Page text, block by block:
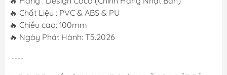
🔥 Chất Liệu : PVC & ABS & PU
🔥 Chiều cao: 100mm
🔥 Ngày Phát Hành: T5.2026
----